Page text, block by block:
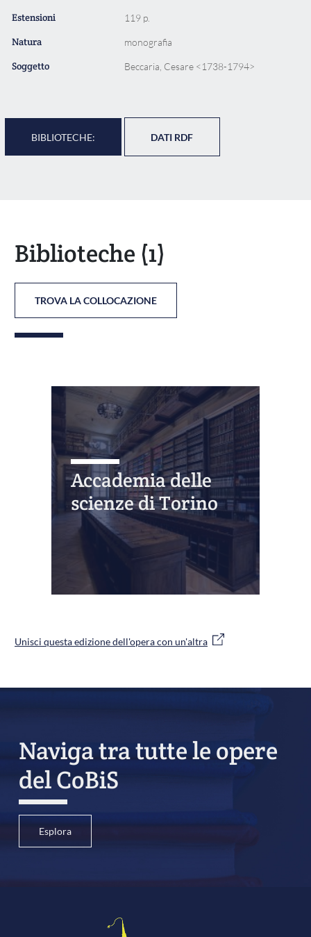
Estensioni 119 p.
Natura monografia
Soggetto Beccaria, Cesare <1738-1794>
BIBLIOTECHE: DATI RDF
Biblioteche (1)
TROVA LA COLLOCAZIONE
Accademia delle
scienze di Torino
Unisci questa edizione dell'opera con un'altra
Naviga tra tutte le opere
del CoBiS
Esplora